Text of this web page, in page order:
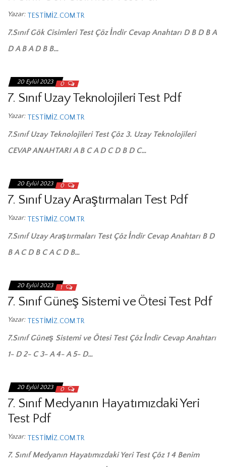
Yazar: TESTIMIZ.COM.TR
7.Sınıf Gök Cisimleri Test Çöz İndir Cevap Anahtarı D B D B A
D A B A D B B…
20 Eylül 2023 0
7. Sınıf Uzay Teknolojileri Test Pdf
Yazar: TESTIMIZ.COM.TR
7.Sınıf Uzay Teknolojileri Test Çöz 3. Uzay Teknolojileri
CEVAP ANAHTARI A B C A D C D B D C…
20 Eylül 2023 0
7. Sınıf Uzay Araştırmaları Test Pdf
Yazar: TESTIMIZ.COM.TR
7.Sınıf Uzay Araştırmaları Test Çöz İndir Cevap Anahtarı B D
B A C D B C A C D B…
20 Eylül 2023 1
7. Sınıf Güneş Sistemi ve Ötesi Test Pdf
Yazar: TESTIMIZ.COM.TR
7.Sınıf Güneş Sistemi ve Ötesi Test Çöz İndir Cevap Anahtarı
1- D 2- C 3- A 4- A 5- D…
20 Eylül 2023 0
7. Sınıf Medyanın Hayatımızdaki Yeri
Test Pdf
Yazar: TESTIMIZ.COM.TR
7. Sınıf Medyanın Hayatımızdaki Yeri Test Çöz 1 4 Benim